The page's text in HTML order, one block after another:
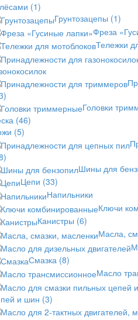
(1)
Грунтозацепы (1)
Фреза
Тележки
Головки
(46)
(5)
Шины для
Цепи (33)
Напильники
Ключи
Канистры (6)
Масла,
Смазка (8)
Масло
и шин (3)